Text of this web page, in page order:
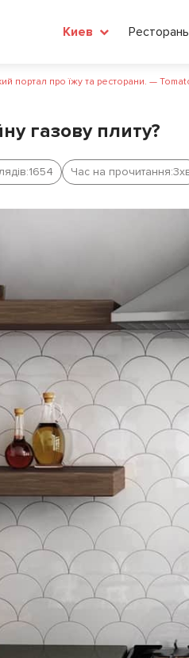
Киев
портал про їжу та ресторани. —
газову плиту?
1654 Час на прочитання:3